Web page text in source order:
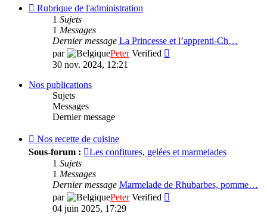
Flux
Rubrique
l'administration
Rubrique de l'administration
1 Sujets
1 Messages
Dernier message La Princesse et l’apprenti-Ch…
par
Peter Verified
30 nov. 2024, 12:21
Nos publications
Sujets
Messages
Dernier message
Flux
Nos
recette
cuisine
Nos recette de cuisine
Sous-forum :
Les confitures, gelées et marmelades
1 Sujets
1 Messages
Dernier message Marmelade de Rhubarbes, pomme…
par
Peter Verified
04 juin 2025, 17:29